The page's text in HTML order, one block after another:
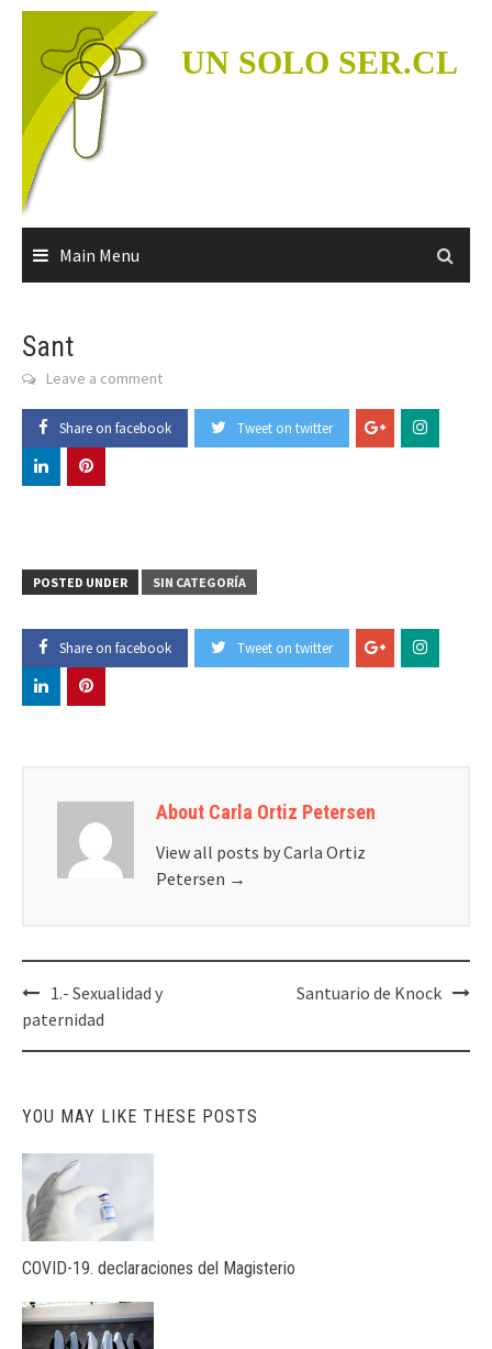
Skip
content
UN SOLO SER.CL
Main Menu
Sant
Leave a comment
Share on facebook Tweet on twitter
POSTED UNDER SIN CATEGORÍA
Share on facebook Tweet on twitter
About Carla Ortiz Petersen
View all posts by Carla Ortiz
Petersen →
Post
navigation
1.- Sexualidad y
paternidad
Santuario de Knock
YOU MAY LIKE THESE POSTS
COVID-19. declaraciones del Magisterio